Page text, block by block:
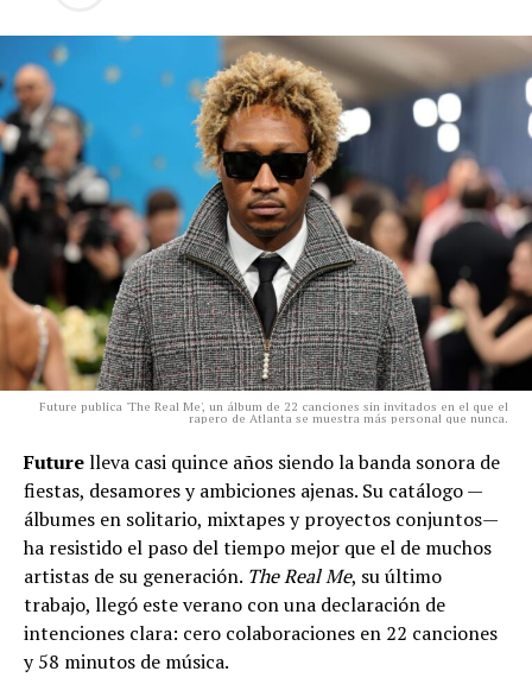
Future publica 'The Real Me', un álbum de 22 canciones sin invitados en el que el
rapero de Atlanta se muestra más personal que nunca.
Futurelleva casi quince años siendo la banda sonora de
fiestas, desamores y ambiciones ajenas. Su catálogo —
álbumes en solitario, mixtapes y proyectos conjuntos—
ha resistido el paso del tiempo mejor que el de muchos
artistas de su generación. The Real Me, su último
trabajo, llegó este verano con una declaración de
intenciones clara: cero colaboraciones en 22 canciones
y 58 minutos de música.